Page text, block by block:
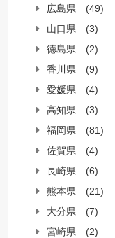
広島県
(49)
山口県
(3)
徳島県
(2)
香川県
(9)
愛媛県
(4)
高知県
(3)
福岡県
(81)
佐賀県
(4)
長崎県
(6)
熊本県
(21)
大分県
(7)
宮崎県
(2)